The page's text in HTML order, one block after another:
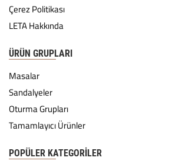
Çerez Politikası
LETA Hakkında
ÜRÜN GRUPLARI
Masalar
Sandalyeler
Oturma Grupları
Tamamlayıcı Ürünler
POPÜLER KATEGORILER